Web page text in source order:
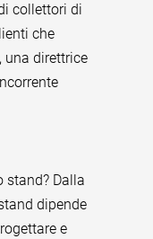
collettori di
che
una direttrice
stand? Dalla
dipende
e